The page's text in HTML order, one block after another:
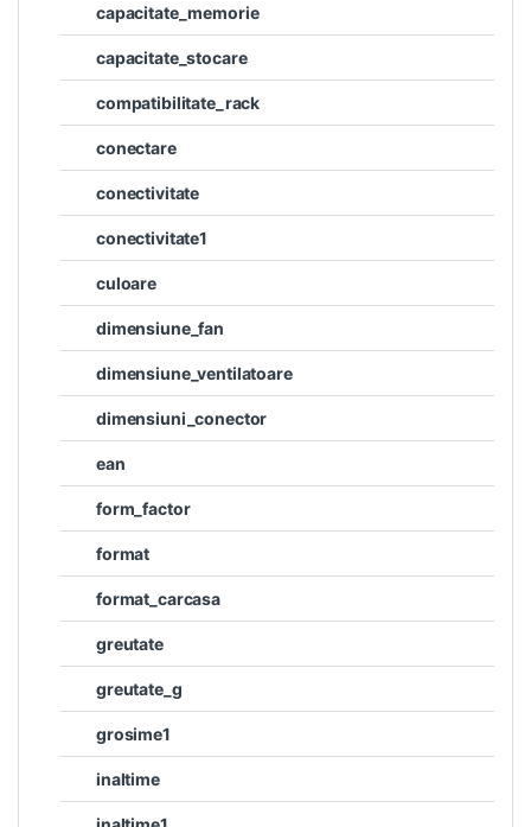
capacitate_memorie
capacitate_stocare
compatibilitate_rack
conectare
conectivitate
conectivitate1
culoare
dimensiune_fan
dimensiune_ventilatoare
dimensiuni_conector
ean
form_factor
format
format_carcasa
greutate
greutate_g
grosime1
inaltime